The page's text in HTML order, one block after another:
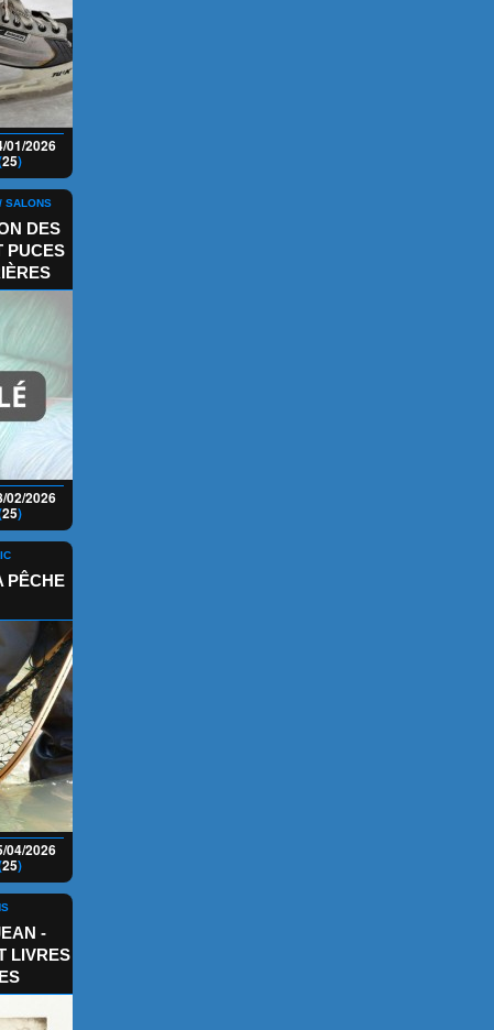
01/2026
25)
SALONS
DES
PUCES
02/2026
25)
PÊCHE
04/2026
25)
-
LIVRES